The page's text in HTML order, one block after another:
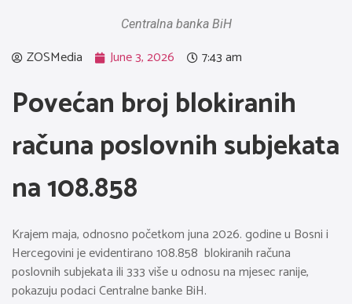
Centralna banka BiH
ZOSMedia June 3, 2026 7:43 am
Povećan broj blokiranih
računa poslovnih subjekata
na 108.858
Krajem maja, odnosno početkom juna 2026. godine u Bosni i
Hercegovini je evidentirano 108.858 blokiranih računa
poslovnih subjekata ili 333 više u odnosu na mjesec ranije,
pokazuju podaci Centralne banke BiH.